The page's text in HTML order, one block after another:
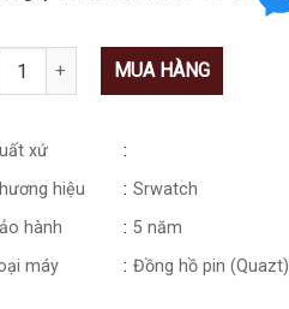
MUA HÀNG
xứ
hiệu
Srwatch
hành
5 năm
máy
Đồng hồ pin (Quazt)